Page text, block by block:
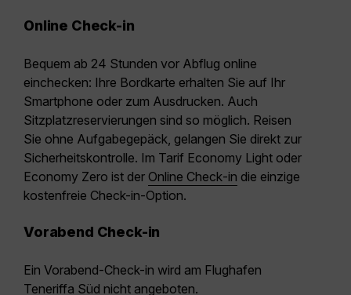
Online Check-in
Bequem ab 24 Stunden vor Abflug online
einchecken: Ihre Bordkarte erhalten Sie auf Ihr
Smartphone oder zum Ausdrucken. Auch
Sitzplatzreservierungen sind so möglich. Reisen
Sie ohne Aufgabegepäck, gelangen Sie direkt zur
Sicherheitskontrolle. Im Tarif Economy Light oder
Economy Zero ist der Online Check‑in die einzige
kostenfreie Check-in-Option.
Vorabend Check-in
Ein Vorabend-Check-in wird am Flughafen
Teneriffa Süd nicht angeboten.